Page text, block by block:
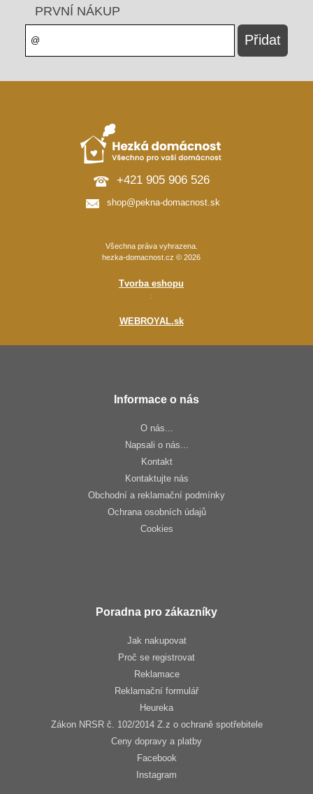
PRVNÍ NÁKUP
+421 905 906 526
shop@pekna-domacnost.sk
Všechna práva vyhrazena.
hezka-domacnost.cz © 2026
Tvorba eshopu
:
WEBROYAL.sk
Informace o nás
O nás...
Napsali o nás...
Kontakt
Kontaktujte nás
Obchodní a reklamační podmínky
Ochrana osobních údajů
Cookies
Poradna pro zákazníky
Jak nakupovat
Proč se registrovat
Reklamace
Reklamační formulář
Heureka
Zákon NRSR č. 102/2014 Z.z o ochraně spotřebitele
Ceny dopravy a platby
Facebook
Instagram